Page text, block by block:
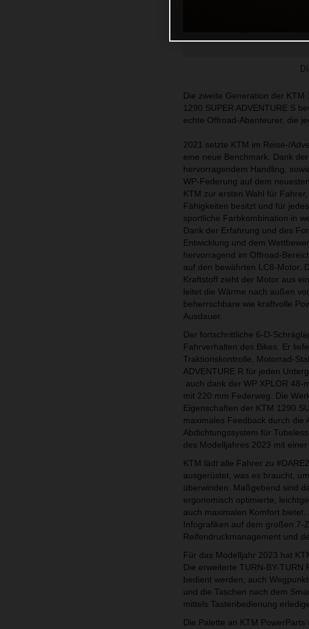
Die zweite Generation der KTM
1290 SUPER ADVENTURE S
echte Offroad-Abenteurer, die
2021 setzte KTM im Reise-/
eine neue Benchmark. Dank
hervorragendem Handling,
WP-Federung auf dem
KTM zur ersten Wahl für
Fähigkeiten besitzt und für
sportliche Farbkombination in
Dank der Erfahrung und des
Entwicklung und dem
hervorragend im Offroad-
auf den bewährten LC8-Motor.
Kraftstoff zieht der Motor aus
leitet die Wärme nach außen
beherrschbare wie kraftvolle
Ausdauer.
Der fortschrittliche 6-D-
Fahrverhalten des Bikes. Er
Traktionskontrolle, Motorrad-
ADVENTURE R für jeden
auch dank der WP XPLOR
mit 220 mm Federweg. Die
Eigenschaften der KTM 1290
maximales Feedback durch die
Abdichtungssystem für
des Modelljahres 2023 mit
KTM lädt alle Fahrer zu
ausgerüstet, was es braucht,
überwinden. Maßgebend sind
ergonomisch optimierte,
auch maximalen Komfort
Infografiken auf dem großen 7-
Reifendruckmanagement und
Für das Modelljahr 2023 hat
Die erweiterte TURN-BY-
bedient werden; auch
und die Taschen nach dem
mittels Tastenbedienung
Die Palette an KTM